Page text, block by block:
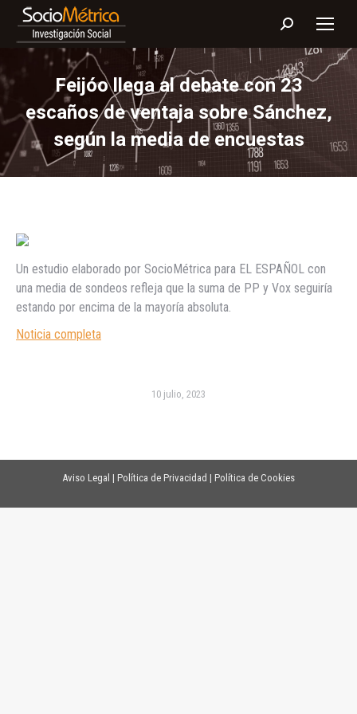
Buscar:
Feijóo llega al debate con 23
escaños de ventaja sobre Sánchez,
según la media de encuestas
Un estudio elaborado por SocioMétrica para EL ESPAÑOL con
una media de sondeos refleja que la suma de PP y Vox seguiría
estando por encima de la mayoría absoluta.
Noticia completa
10 julio, 2023
Aviso Legal | Política de Privacidad | Política de Cookies